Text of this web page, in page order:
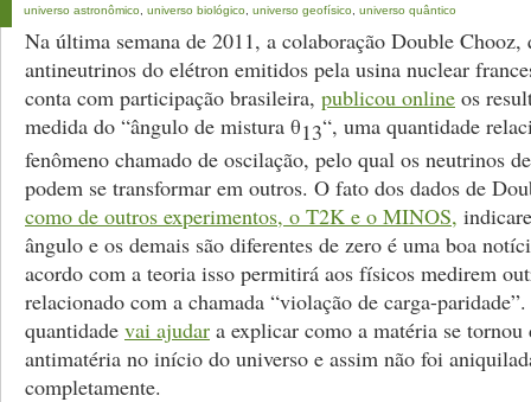
universo astronômico universo biológico universo geofísico universo quântico
Na última semana de 2011, a colaboração Double Chooz,
antineutrinos do elétron emitidos pela usina nuclear
conta com participação brasileira, publicou online os
medida do “ângulo de mistura θ13“, uma quantidade
fenômeno chamado de oscilação, pelo qual os neutrinos
podem se transformar em outros. O fato dos dados de
como de outros experimentos, o T2K e o MINOS,
ângulo e os demais são diferentes de zero é uma boa
acordo com a teoria isso permitirá aos físicos medirem
relacionado com a chamada “violação de carga-
quantidade vai ajudar a explicar como a matéria se tornou
antimatéria no início do universo e assim não foi
completamente.